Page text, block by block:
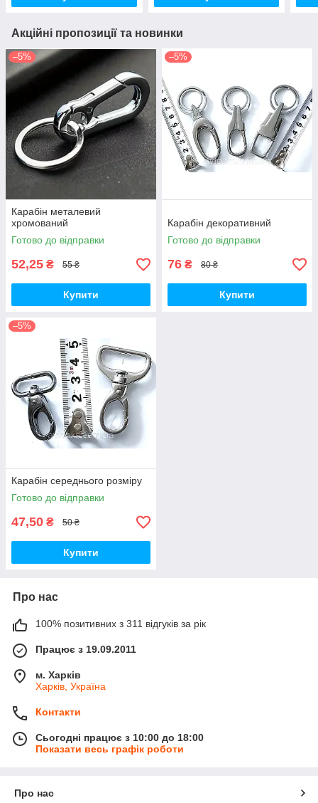
Акційні пропозиції та новинки
–5%
Карабін металевий
хромований
Готово до відправки
52,25 ₴ 55 ₴
Купити
–5%
Карабін декоративний
Готово до відправки
76 ₴ 80 ₴
Купити
–5%
Карабін середнього розміру
Готово до відправки
47,50 ₴ 50 ₴
Купити
Про нас
100% позитивних з 311 відгуків за рік
Працює з 19.09.2011
м. Харків
Харків, Україна
Контакти
Сьогодні працює з 10:00 до 18:00
Показати весь графік роботи
Про нас